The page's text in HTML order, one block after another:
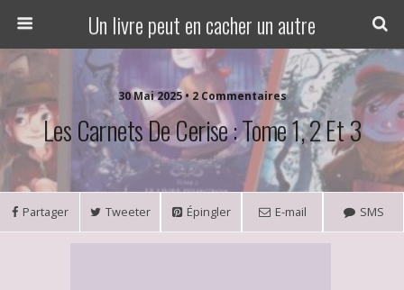
Un livre peut en cacher un autre
30 Mai 2025 • 2 Commentaires
Les Carnets De Cerise : Tome 1, 2 Et 3
Partager Tweeter Épingler E-mail SMS